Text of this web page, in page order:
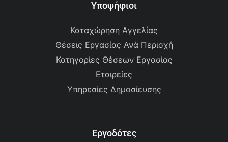
Υποψήφιοι
Καταχώρηση Αγγελίας
Θέσεις Εργασίας Ανά Περιοχή
Κατηγορίες Θέσεων Εργασίας
Εταιρείες
Υπηρεσίες Δημοσίευσης
Εργοδότες